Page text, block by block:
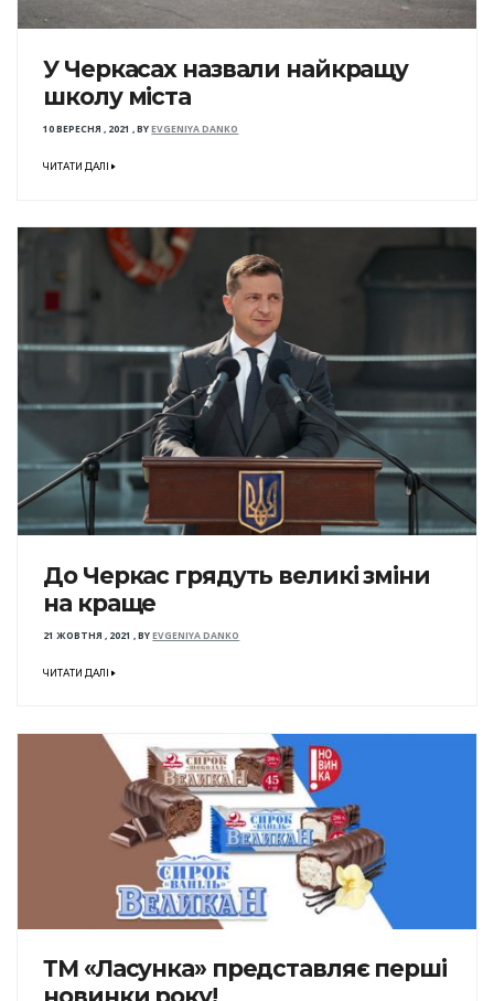
У Черкасах назвали найкращу
школу міста
10 ВЕРЕСНЯ , 2021 ,BYEVGENIYA DANKO
ЧИТАТИ ДАЛІ
До Черкас грядуть великі зміни
на краще
21 ЖОВТНЯ , 2021 ,BYEVGENIYA DANKO
ЧИТАТИ ДАЛІ
ТМ «Ласунка» представляє перші